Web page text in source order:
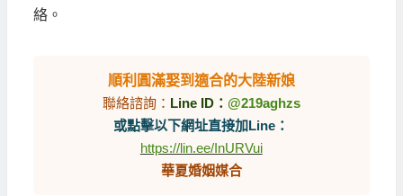
絡。
順利圓滿娶到適合的大陸新娘
聯絡諮詢： Line ID： @219aghzs
或點擊以下網址直接加Line：
https://lin.ee/InURVui
華夏婚姻媒合